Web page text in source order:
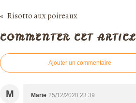
Risotto aux poireaux
COMMENTER CET
Ajouter un commentaire
M Marie 25/12/2020 23:39